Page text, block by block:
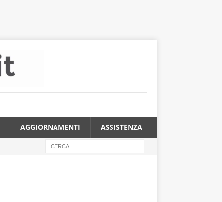
AGGIORNAMENTI ASSISTENZA